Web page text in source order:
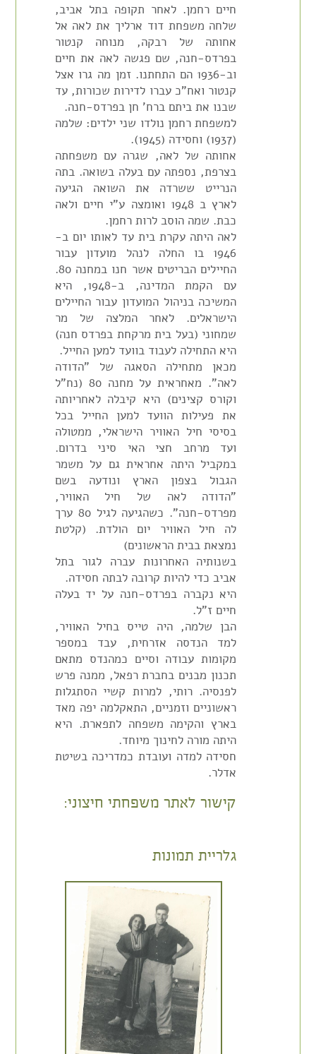
חיים רחמן. לאחר תקופה בתל אביב,
שלחה משפחת דוד ארליך את לאה אל
אחותה של רבקה, מנוחה קנטור
בפרדס-חנה, שם פגשה לאה את חיים
וב-1936 הם התחתנו. זמן מה גרו אצל
קנטור ואח"כ עברו לדירות שכורות, עד
שבנו את ביתם ברח' חן בפרדס-חנה.
למשפחת רחמן נולדו שני ילדים: שלמה
(1937) וחסידה (1945).
אחותה של לאה, שגרה עם משפחתה
בצרפת, נספתה עם בעלה בשואה. בתה
הנרייט ששרדה את השואה הגיעה
לארץ ב 1948 ואומצה ע"י חיים ולאה
כבת. שמה הוסב לרות רחמן.
לאה היתה עקרת בית עד לאותו יום ב-
1946 בו החלה לנהל מועדון עבור
החיילים הבריטים אשר חנו במחנה 80.
עם הקמת המדינה, ב-1948, היא
המשיכה בניהול המועדון עבור החיילים
הישראלים. לאחר המלצה של מר
שמחוני (בעל בית מרקחת בפרדס חנה)
היא התחילה לעבוד בוועד למען החייל.
מכאן מתחילה הסאגה של "הדודה
לאה". מאחראית על מחנה 80 (נח"ל
וקורס קצינים) היא קיבלה לאחריותה
את פעילות הוועד למען החייל בכל
בסיסי חיל האוויר הישראלי, ממטולה
ועד מרחב חצי האי סיני בדרום.
במקביל היתה אחראית גם על משמר
הגבול בצפון הארץ ונודעה בשם
"הדודה לאה של חיל האוויר,
מפרדס-חנה". כשהגיעה לגיל 80 ערך
לה חיל האוויר יום הולדת. (קלטת
נמצאת בבית הראשונים)
בשנותיה האחרונות עברה לגור בתל
אביב כדי להיות קרובה לבתה חסידה.
היא נקברה בפרדס-חנה על יד בעלה
חיים ז"ל.
הבן שלמה, היה טייס בחיל האוויר,
למד הנדסה אזרחית, עבד במספר
מקומות עבודה וסיים כמהנדס מתאם
תכנון מבנים בחברת רפאל, ממנה פרש
לפנסיה. רותי, למרות קשיי הסתגלות
ראשוניים וזמניים, התאקלמה יפה מאד
בארץ והקימה משפחה לתפארת. היא
היתה מורה לחינוך מיוחד.
חסידה למדה ועובדת כמדריכה בשיטת
אדלר.
קישור לאתר משפחתי חיצוני:
גלריית תמונות